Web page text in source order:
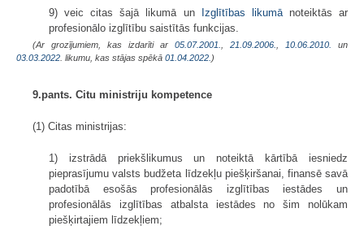
9) veic citas šajā likumā un Izglītības likumānoteiktās ar
profesionālo izglītību saistītās funkcijas.
(Ar grozījumiem, kas izdarīti ar 05.07.2001. 21.09.2006. 10.06.2010.
un
03.03.2022 . likumu, kas stājas spēkā 01.04.2022. )
9.pants. Citu ministriju kompetence
(1) Citas ministrijas:
1) izstrādā priekšlikumus un noteiktā kārtībā iesniedz
pieprasījumu valsts budžeta līdzekļu piešķiršanai, finansē savā
padotībā esošās profesionālās izglītības iestādes un
profesionālās izglītības atbalsta iestādes no šim nolūkam
piešķirtajiem līdzekļiem;